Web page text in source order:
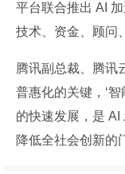
平台联合推出 AI
技术、资金、顾问
腾讯副总裁、腾讯
普惠化的关键，‘
的快速发展，是
降低全社会创新的